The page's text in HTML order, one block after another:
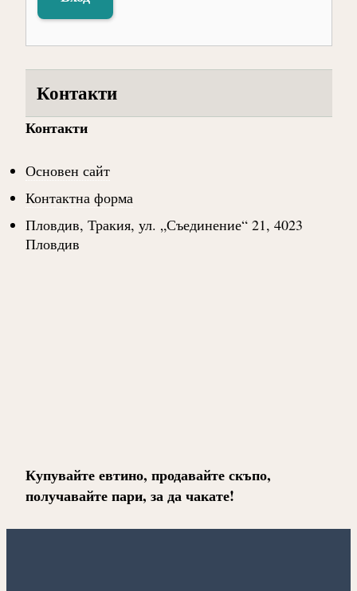
Контакти
Контакти
Основен сайт
Контактна форма
Пловдив, Тракия, ул. „Съединение“ 21, 4023
Пловдив
Купувайте евтино, продавайте скъпо,
получавайте пари, за да чакате!